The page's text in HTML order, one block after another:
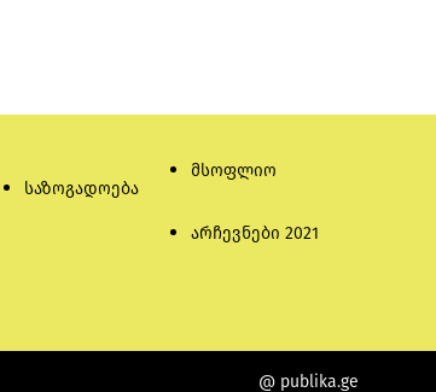
საზოგადოება
მსოფლიო
არჩევნები 2021
@ publika.ge